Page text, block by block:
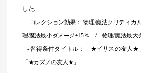
した。
- コレクション効果： 物理/魔法クリティ
理/魔法最小ダメージ+15％ / 物理/魔法最大
- 習得条件タイトル：「★イリスの友人★
「★カズノの友人★」